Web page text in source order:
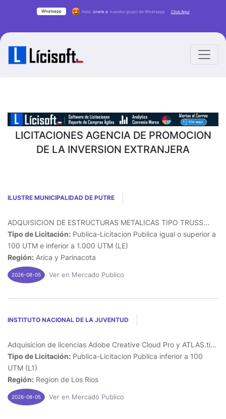
Whatsapp Hola únete a nuestro grupo de Whatsapp Click Aqui
LICITACIONES AGENCIA DE PROMOCION
DE LA INVERSION EXTRANJERA
ILUSTRE MUNICIPALIDAD DE PUTRE
ADQUISICION DE ESTRUCTURAS METALICAS TIPO TRUSS...
Tipo de Licitación: Publica-Licitacion Publica igual o superior a
100 UTM e inferior a 1.000 UTM (LE)
Región: Arica y Parinacota
2026-08-05 Ver en Mercado Publico
INSTITUTO NACIONAL DE LA JUVENTUD
Adquisicion de licencias Adobe Creative Cloud Pro y ATLAS.ti...
Tipo de Licitación: Publica-Licitacion Publica inferior a 100
UTM (L1)
Región: Region de Los Rios
2026-08-05 Ver en Mercado Publico